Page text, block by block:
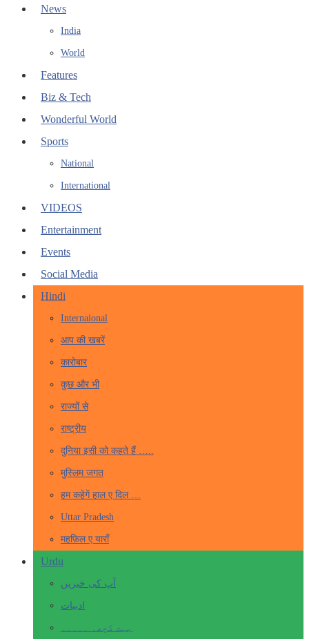
News
India
World
Features
Biz & Tech
Wonderful World
Sports
National
International
VIDEOS
Entertainment
Events
Social Media
Hindi
Internaional
आप की खबरें
कारोबार
कुछ और भी
राज्यों से
राष्ट्रीय
दुनिया इसी को कहते हैं …..
मुस्लिम जगत
हम कहेगें हाल ए दिल …
Uttar Pradesh
महफ़िल ए याराँ
Urdu
آپ کی خبریں
ادبیات
بہت کچھ۔ ۔۔۔۔۔